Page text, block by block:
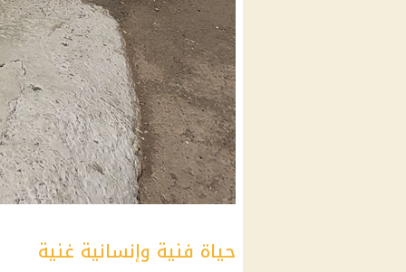
حياة فنية وإنسانية غنية